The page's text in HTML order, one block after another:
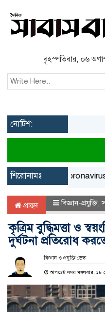
বৃহস্পতিবার, ০৬
নোটিশ:
শিরোনামঃCoronavirus
প্রচ্ছদ বিজ্ঞান-প্রযুক্তি,
কৃত্রিম বুদ্ধিমত্তা ও
দুর্ঘটনা প্রতিরোধ
বিজ্ঞান ও প্রযুক্তি ডেস্ক
আপডেট সময় মঙ্গলবার, ১৮